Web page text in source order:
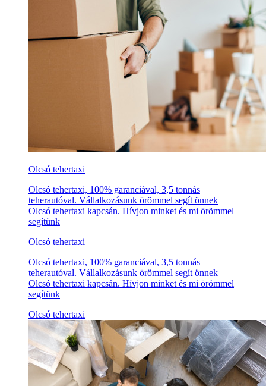
Olcsó tehertaxi
Olcsó tehertaxi, 100% garanciával, 3,5 tonnás
teherautóval. Vállalkozásunk örömmel segít önnek
Olcsó tehertaxi kapcsán. Hívjon minket és mi örömmel
segítünk
Olcsó tehertaxi
Olcsó tehertaxi, 100% garanciával, 3,5 tonnás
teherautóval. Vállalkozásunk örömmel segít önnek
Olcsó tehertaxi kapcsán. Hívjon minket és mi örömmel
segítünk
Olcsó tehertaxi